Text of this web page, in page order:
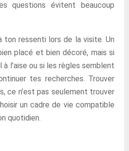
questions évitent beaucoup
ton ressenti lors de la visite. Un
placé et bien décoré, mais si
à l’aise ou si les règles semblent
tes recherches. Trouver
ce n’est pas seulement trouver
un cadre de vie compatible
quotidien.